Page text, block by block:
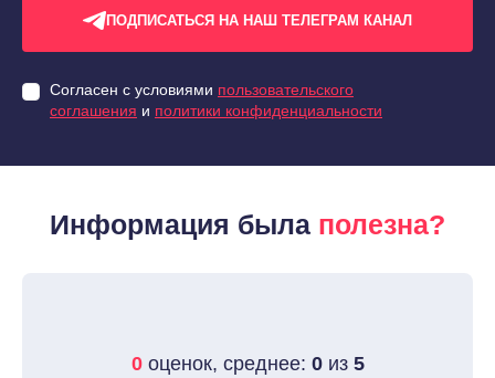
ПОДПИСАТЬСЯ НА НАШ ТЕЛЕГРАМ КАНАЛ
Согласен с условиями пользовательского
соглашения и политики конфиденциальности
Информация была полезна?
0оценок, среднее: 0из 5